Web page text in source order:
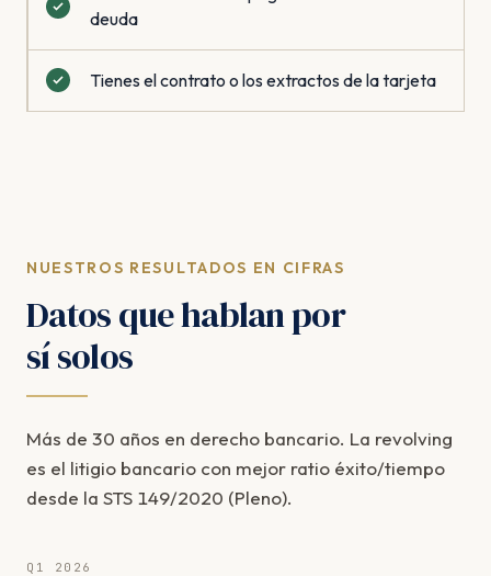
deuda
Tienes el contrato o los extractos de la tarjeta
NUESTROS RESULTADOS EN CIFRAS
Datos que hablan por
sí solos
Más de 30 años en derecho bancario. La revolving
es el litigio bancario con mejor ratio éxito/tiempo
desde la STS 149/2020 (Pleno).
Q1 2026